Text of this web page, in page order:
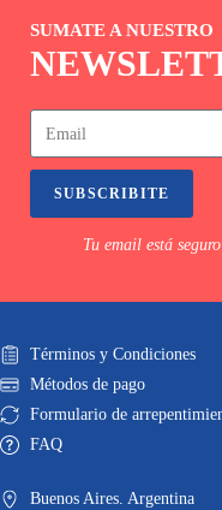
SUMATE A NUESTRO
SUBSCRIBITE
Tu email está
Términos y Condiciones
Métodos de pago
Formulario de
FAQ
Buenos Aires. Argentina